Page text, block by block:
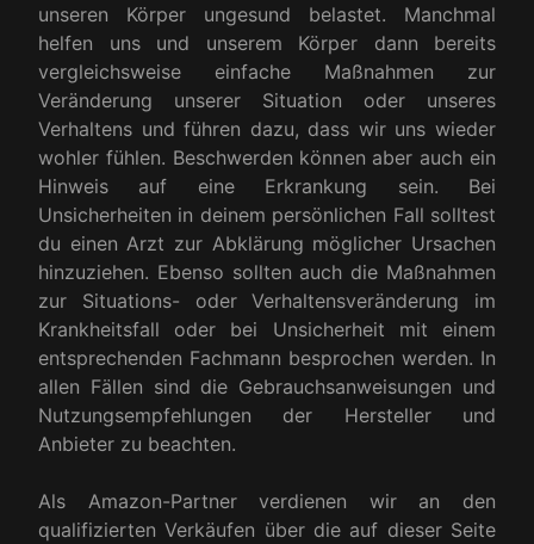
unseren Körper ungesund belastet. Manchmal
helfen uns und unserem Körper dann bereits
vergleichsweise einfache Maßnahmen zur
Veränderung unserer Situation oder unseres
Verhaltens und führen dazu, dass wir uns wieder
wohler fühlen. Beschwerden können aber auch ein
Hinweis auf eine Erkrankung sein. Bei
Unsicherheiten in deinem persönlichen Fall solltest
du einen Arzt zur Abklärung möglicher Ursachen
hinzuziehen. Ebenso sollten auch die Maßnahmen
zur Situations- oder Verhaltensveränderung im
Krankheitsfall oder bei Unsicherheit mit einem
entsprechenden Fachmann besprochen werden. In
allen Fällen sind die Gebrauchsanweisungen und
Nutzungsempfehlungen der Hersteller und
Anbieter zu beachten.
Als Amazon-Partner verdienen wir an den
qualifizierten Verkäufen über die auf dieser Seite